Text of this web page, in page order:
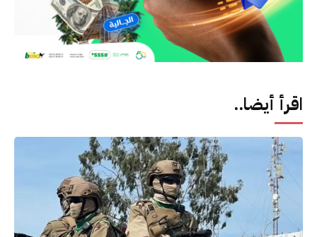
اقرأ أيضا..